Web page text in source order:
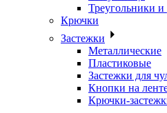
Треугольники
Крючки
Застежки
Металлические
Пластиковые
Застежки для
Кнопки на
Крючки-